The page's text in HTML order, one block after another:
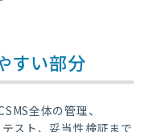
すい部分
全体の管理、
スト、妥当性検証まで